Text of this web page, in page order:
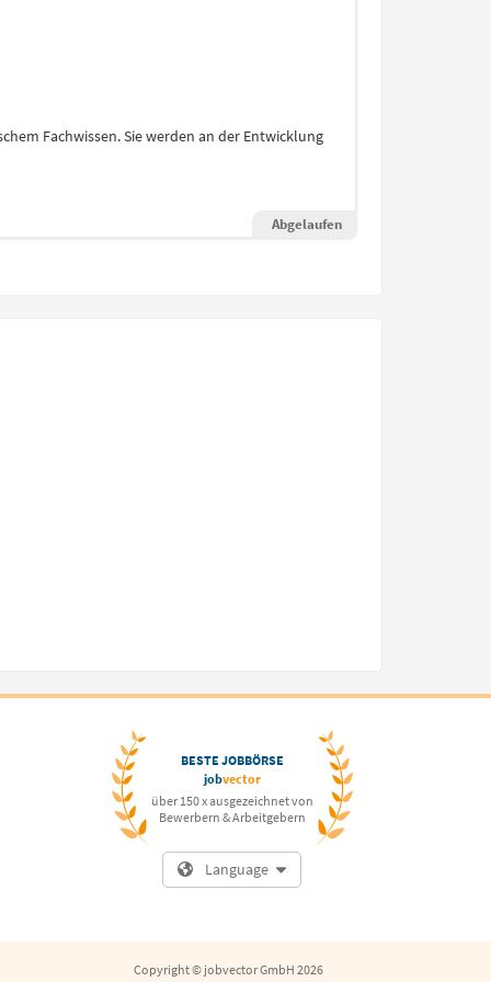
Fachwissen. Sie werden an der Entwicklung
Abgelaufen
BESTE JOBBÖRSE
jobvector
über 150 x ausgezeichnet von
Bewerbern & Arbeitgebern
Language
Copyright © jobvector GmbH 2026